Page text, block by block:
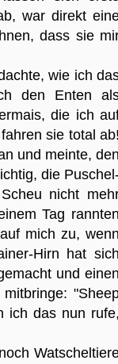
war direkt
dass sie
wie ich
den Enten
die ich
sie total ab!
und meinte, den
die
nicht
Tag rannten
mich zu, wenn
Hirn hat sich
und einen
ich das nun
davon aus, dass es
befruchteten Eier